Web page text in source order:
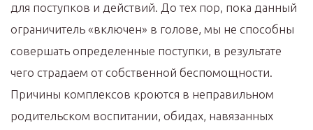
для поступков и действий. До тех пор, пока данный
ограничитель «включен» в голове, мы не способны
совершать определенные поступки, в результате
чего страдаем от собственной беспомощности.
Причины комплексов кроются в неправильном
родительском воспитании, обидах, навязанных